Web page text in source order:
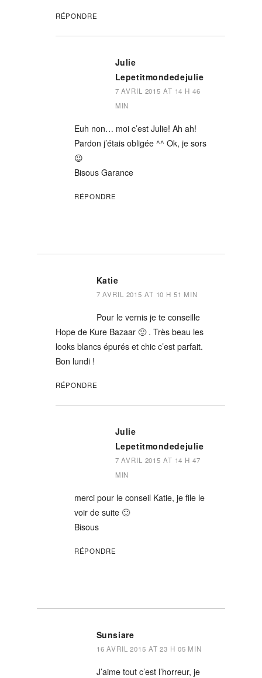
RÉPONDRE
Julie
Lepetitmondedejulie
7 AVRIL 2015 AT 14 H 46
MIN
Euh non… moi c’est Julie! Ah ah!
Pardon j’étais obligée ^^ Ok, je sors
😉
Bisous Garance
RÉPONDRE
Katie
7 AVRIL 2015 AT 10 H 51 MIN
Pour le vernis je te conseille
Hope de Kure Bazaar 🙂 . Très beau les
looks blancs épurés et chic c’est parfait.
Bon lundi !
RÉPONDRE
Julie
Lepetitmondedejulie
7 AVRIL 2015 AT 14 H 47
MIN
merci pour le conseil Katie, je file le
voir de suite 🙂
Bisous
RÉPONDRE
Sunsiare
16 AVRIL 2015 AT 23 H 05 MIN
J’aime tout c’est l’horreur, je